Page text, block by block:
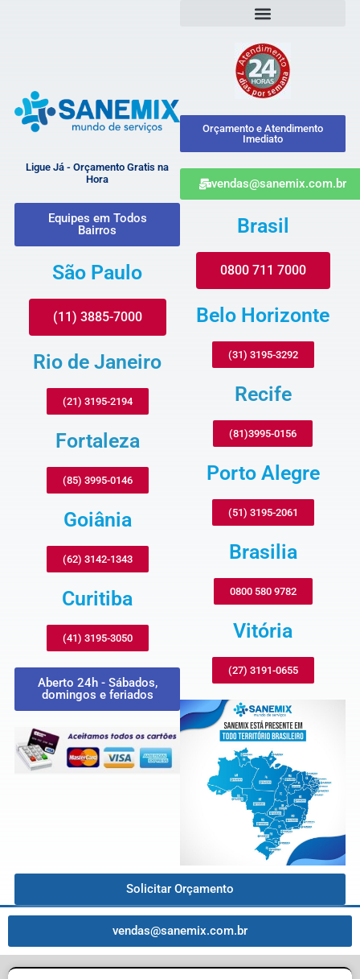
Ligue Já - Orçamento Gratis na
Hora
Equipes em Todos
Bairros
São Paulo
(11) 3885-7000
Rio de Janeiro
(21) 3195-2194
Fortaleza
(85) 3995-0146
Goiânia
(62) 3142-1343
Curitiba
(41) 3195-3050
Aberto 24h - Sábados,
domingos e feriados
Orçamento e Atendimento
Imediato
vendas@sanemix.com.br
Brasil
0800 711 7000
Belo Horizonte
(31) 3195-3292
Recife
(81)3995-0156
Porto Alegre
(51) 3195-2061
Brasilia
0800 580 9782
Vitória
(27) 3191-0655
Solicitar Orçamento
vendas@sanemix.com.br